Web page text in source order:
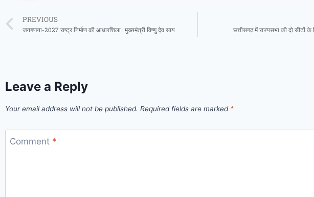
PREVIOUS
जनगणना-2027 राष्ट्र निर्माण की आधारशिला : मुख्यमंत्री विष्णु देव साय छत्तीसगढ़ में राज्यसभा की दो सीटों के
Leave a Reply
Your email address will not be published. Required fields are marked *
Comment *